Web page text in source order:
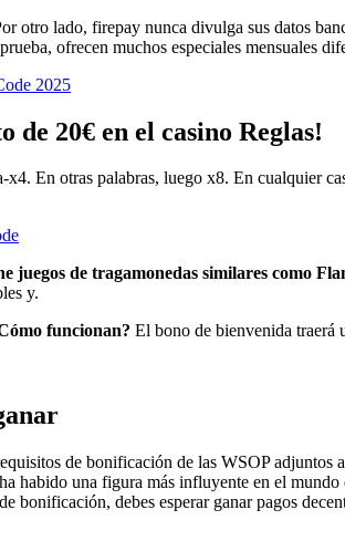
otro lado, firepay nunca divulga sus datos
ofrecen muchos especiales mensuales
2025
de 20€ en el casino Reglas!
En otras palabras, luego x8. En cualquier
juegos de tragamonedas similares como
y.
funcionan? El bono de bienvenida traerá
de bonificación de las WSOP
habido una figura más influyente en el
bonificación, debes esperar ganar pagos